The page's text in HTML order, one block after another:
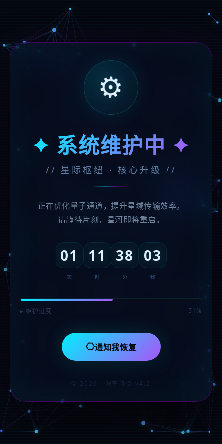
⚙️
✦ 系统维护中 ✦
// 星际枢纽 · 核心升级 //
正在优化量子通道，提升星域传输效率。
请静待片刻，星河即将重启。
01
天
11
时
38
分
03
秒
▸ 维护进度 51%
⎔通知我恢复
© 2026 · 深空协议 v4.2